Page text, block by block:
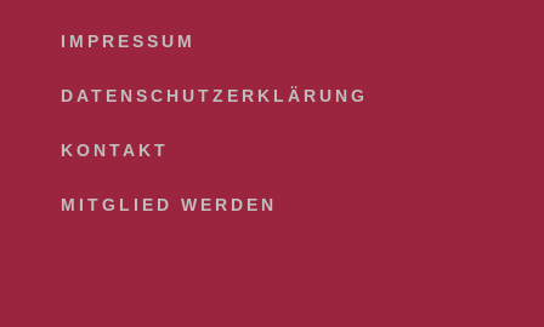
IMPRESSUM
DATENSCHUTZERKLÄRUNG
KONTAKT
MITGLIED WERDEN